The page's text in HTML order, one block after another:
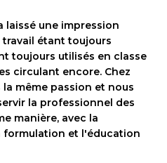
laissé une impression
travail étant toujours
toujours utilisés en classe
circulant encore. Chez
même passion et nous
la professionnel des
manière, avec la
formulation et l'éducation